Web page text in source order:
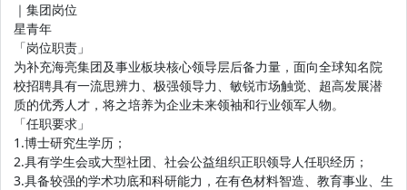
｜集团岗位
星青年
「岗位职责」
为补充海亮集团及事业板块核心领导层后备力量，面向全球知名院
校招聘具有一流思辨力、极强领导力、敏锐市场触觉、超高发展潜
质的优秀人才，将之培养为企业未来领袖和行业领军人物。
「任职要求」
1.博士研究生学历；
2.具有学生会或大型社团、社会公益组织正职领导人任职经历；
3.具备较强的学术功底和科研能力，在有色材料智造、教育事业、生